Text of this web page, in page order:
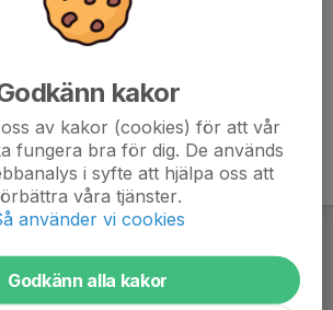
kakor
av kakor (cookies) för att vår
fungera bra för dig. De används
i syfte att hjälpa oss att
våra tjänster.
använder vi cookies
Godkänn alla kakor